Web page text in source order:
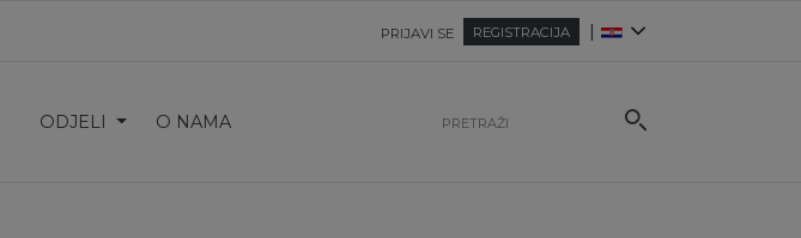
PRIJAVI SE REGISTRACIJA |
ODJELI O NAMA